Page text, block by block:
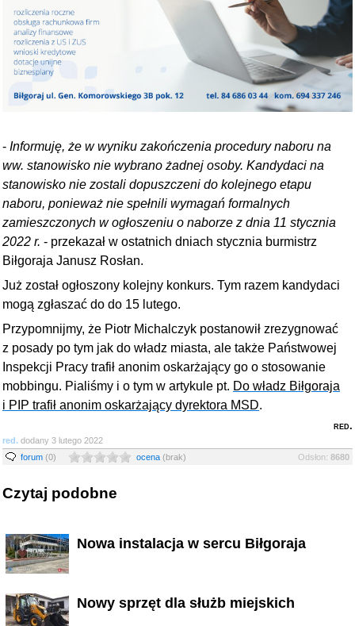
- Informuję, że w wyniku zakończenia procedury naboru na
ww. stanowisko nie wybrano żadnej osoby. Kandydaci na
stanowisko nie zostali dopuszczeni do kolejnego etapu
naboru, ponieważ nie spełnili wymagań formalnych
zamieszczonych w ogłoszeniu o naborze z dnia 11 stycznia
2022 r. - przekazał w ostatnich dniach stycznia burmistrz
Biłgoraja Janusz Rosłan.
Już został ogłoszony kolejny konkurs. Tym razem kandydaci
mogą zgłaszać do do 15 lutego.
Przypomnijmy, że Piotr Michalczyk postanowił zrezygnować
z posady po tym jak do władz miasta, ale także Państwowej
Inspekcji Pracy trafił anonim oskarżający go o stosowanie
mobbingu. Pialiśmy i o tym w artykule pt. Do władz Biłgoraja
i PIP trafił anonim oskarżający dyrektora MSD.
red.
red. dodany 3 lutego 2022
forum (0) ocena (brak) Odsłon: 8680
Czytaj podobne
Nowa instalacja w sercu Biłgoraja
Nowy sprzęt dla służb miejskich